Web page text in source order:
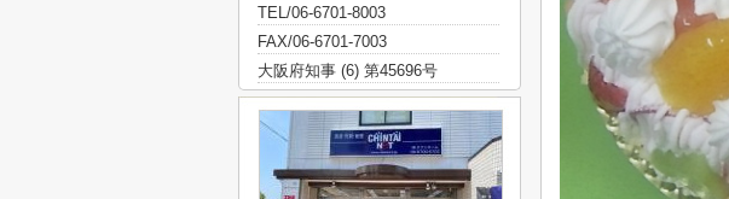
TEL/06-6701-8003
FAX/06-6701-7003
大阪府知事 (6) 第45696号